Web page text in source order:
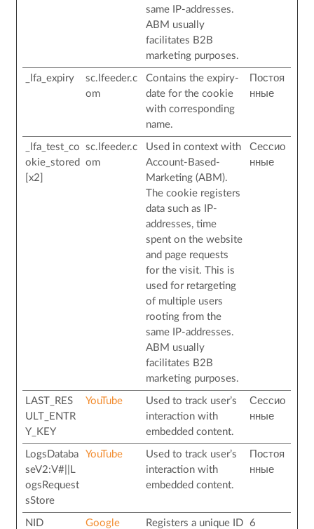
same IP-addresses.
ABM usually
facilitates B2B
marketing purposes.
_lfa_expiry
sc.lfeeder.c
om
Contains the expiry-
date for the cookie
with corresponding
name.
Постоя
нные
_lfa_test_co
okie_stored
[x2]
sc.lfeeder.c
om
Used in context with
Account-Based-
Marketing (ABM).
The cookie registers
data such as IP-
addresses, time
spent on the website
and page requests
for the visit. This is
used for retargeting
of multiple users
rooting from the
same IP-addresses.
ABM usually
facilitates B2B
marketing purposes.
Сессио
нные
LAST_RES
ULT_ENTR
Y_KEY
YouTube
Used to track user’s
interaction with
embedded content.
Сессио
нные
LogsDataba
seV2:V#||L
ogsRequest
sStore
YouTube
Used to track user’s
interaction with
embedded content.
Постоя
нные
NID Google
Registers a unique ID
6